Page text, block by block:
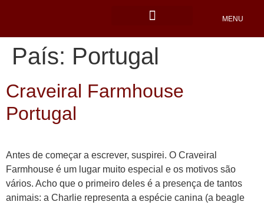
MENU
País: Portugal
Craveiral Farmhouse
Portugal
Antes de começar a escrever, suspirei. O Craveiral
Farmhouse é um lugar muito especial e os motivos são
vários. Acho que o primeiro deles é a presença de tantos
animais: a Charlie representa a espécie canina (a beagle